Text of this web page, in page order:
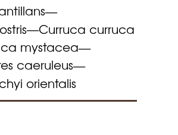
—
—Curruca curruca
mystacea—
caeruleus—
orientalis